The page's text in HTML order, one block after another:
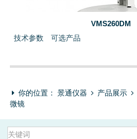
VMS260DM
技术参数
可选产品
你的位置： 景通仪器 产品展示
微镜